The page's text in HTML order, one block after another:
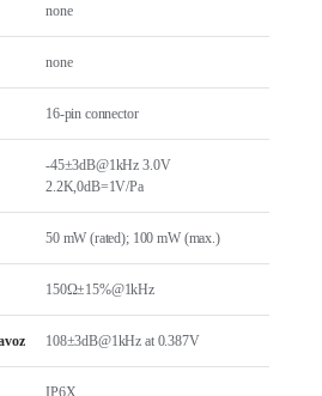
none
none
16-pin connector
-45±3dB@1kHz 3.0V
2.2K,0dB=1V/Pa
50 mW (rated); 100 mW (max.)
150Ω±15%@1kHz
108±3dB@1kHz at 0.387V
IP6X